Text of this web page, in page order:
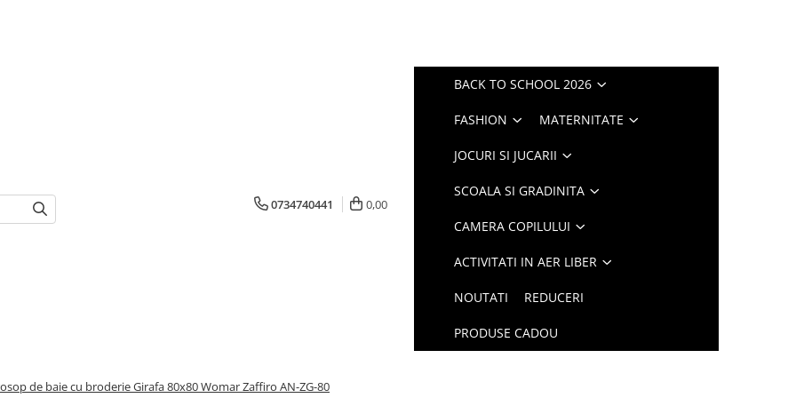
0734740441 0,00
BACK TO SCHOOL 2026
FASHION MATERNITATE
JOCURI SI JUCARII
SCOALA SI GRADINITA
CAMERA COPILULUI
ACTIVITATI IN AER LIBER
NOUTATI REDUCERI
PRODUSE CADOU
de baie cu broderie Girafa 80x80 Womar Zaffiro AN-ZG-80